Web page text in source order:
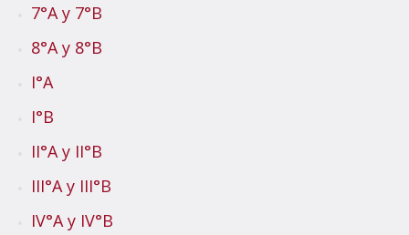
7°A y 7°B
8°A y 8°B
I°A
I°B
II°A y II°B
III°A y III°B
IV°A y IV°B